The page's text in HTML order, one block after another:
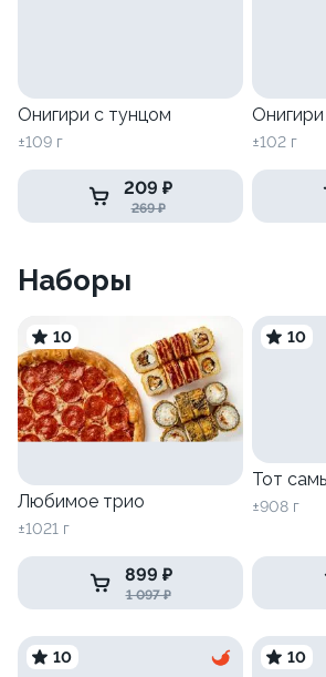
Онигири с тунцом
±109 г
209 ₽
269 ₽
±102 г
Наборы
10
Любимое трио
±1021 г
899 ₽
1 097 ₽
10
Тот
±908 г
10 10